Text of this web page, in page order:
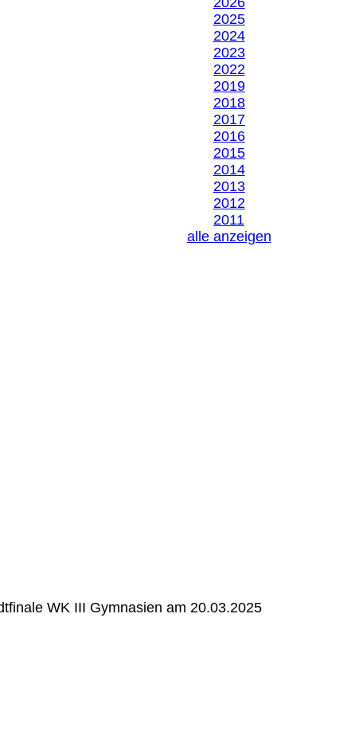
2025
2024
2023
2022
2019
2018
2017
2016
2015
2014
2013
2012
2011
alle anzeigen
WK III Gymnasien am 20.03.2025